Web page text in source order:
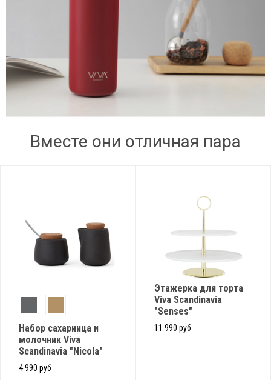
Вместе они отличная пара
Набор сахарница и
молочник Viva
Scandinavia "Nicola"
4 990 руб
Этажерка для торта
Viva Scandinavia
"Senses"
11 990 руб